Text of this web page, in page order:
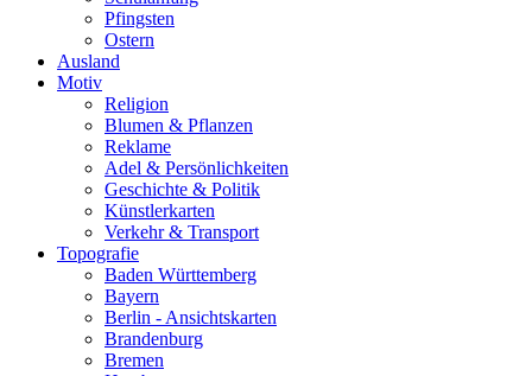
Pfingsten
Ostern
Ausland
Motiv
Religion
Blumen & Pflanzen
Reklame
Adel & Persönlichkeiten
Geschichte & Politik
Künstlerkarten
Verkehr & Transport
Topografie
Baden Württemberg
Bayern
Berlin - Ansichtskarten
Brandenburg
Bremen